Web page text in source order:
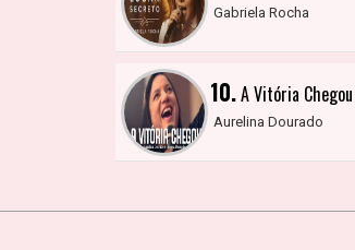
Gabriela Rocha
10.A Vitória Chegou
Aurelina Dourado